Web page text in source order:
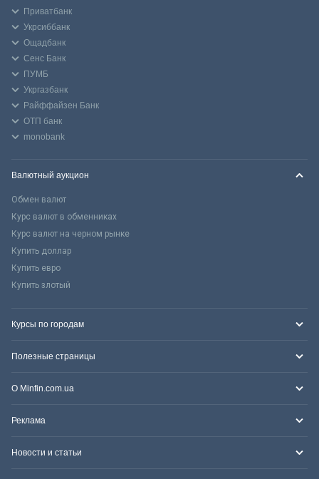
Приватбанк
Укрсиббанк
Ощадбанк
Сенс Банк
ПУМБ
Укргазбанк
Райффайзен Банк
ОТП банк
monobank
Валютный аукцион
Обмен валют
Курс валют в обменниках
Курс валют на черном рынке
Купить доллар
Купить евро
Купить злотый
Курсы по городам
Полезные страницы
О Minfin.com.ua
Реклама
Новости и статьи